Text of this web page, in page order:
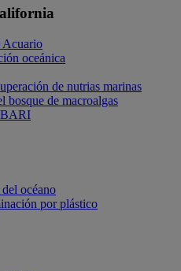
Acuario
oceánica
de nutrias marinas
bosque de macroalgas
océano
por plástico